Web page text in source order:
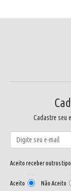
Cadastre seu
Aceito receber outros
Aceito Não Aceito